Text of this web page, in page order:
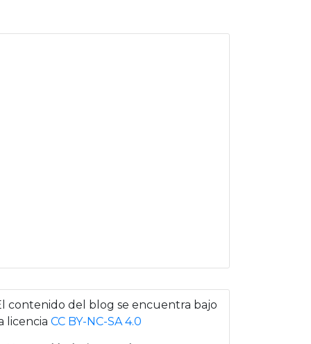
contenido del blog se encuentra bajo
licencia CC BY-NC-SA 4.0